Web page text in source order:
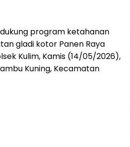
program ketahanan
gladi kotor Panen Raya
Kulim, Kamis (14/05/2026),
Kuning, Kecamatan